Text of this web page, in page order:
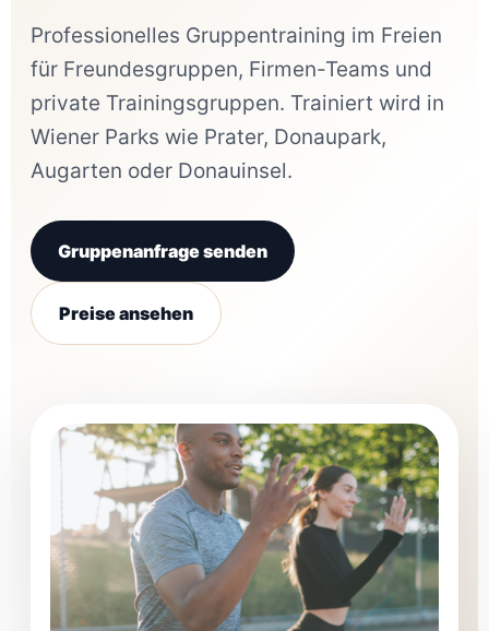
Professionelles Gruppentraining im Freien
für Freundesgruppen, Firmen-Teams und
private Trainingsgruppen. Trainiert wird in
Wiener Parks wie Prater, Donaupark,
Augarten oder Donauinsel.
Gruppenanfrage senden
Preise ansehen